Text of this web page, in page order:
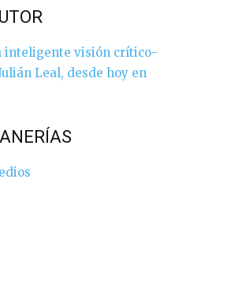
inteligente visión crítico-
Leal, desde hoy en